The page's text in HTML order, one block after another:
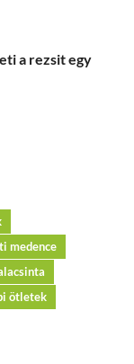
a rezsit egy
medence
ötletek